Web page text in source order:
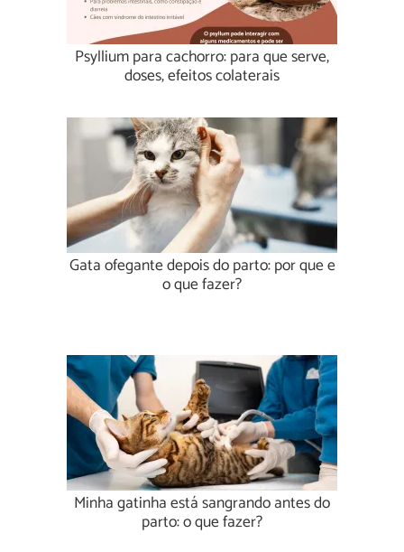
Psyllium para cachorro: para que serve,
doses, efeitos colaterais
Gata ofegante depois do parto: por que e
o que fazer?
Minha gatinha está sangrando antes do
parto: o que fazer?